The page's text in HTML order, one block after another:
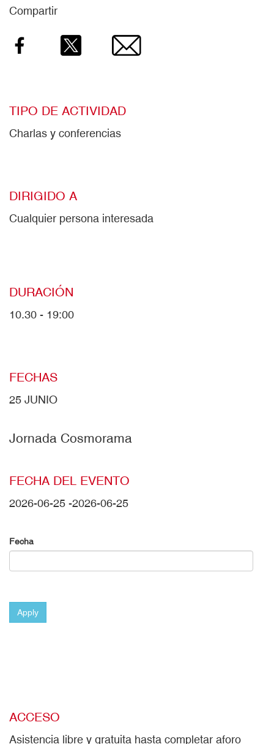
Compartir
TIPO DE ACTIVIDAD
Charlas y conferencias
DIRIGIDO A
Cualquier persona interesada
DURACIÓN
10.30 - 19:00
FECHAS
25 JUNIO
Jornada Cosmorama
FECHA DEL EVENTO
2026-06-25 -2026-06-25
Fecha
Apply
ACCESO
Asistencia libre y gratuita hasta completar aforo